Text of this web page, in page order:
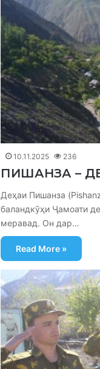
10.11.2025 236
ПИШАНЗА –
Деҳаи Пишанза
баландкӯҳи Ҷамоати
меравад. Он дар…
Read More »